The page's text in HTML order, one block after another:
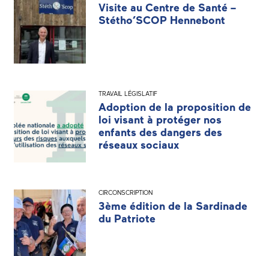
Visite au Centre de Santé –
Stétho’SCOP Hennebont
TRAVAIL LÉGISLATIF
Adoption de la proposition de
loi visant à protéger nos
enfants des dangers des
réseaux sociaux
CIRCONSCRIPTION
3ème édition de la Sardinade
du Patriote